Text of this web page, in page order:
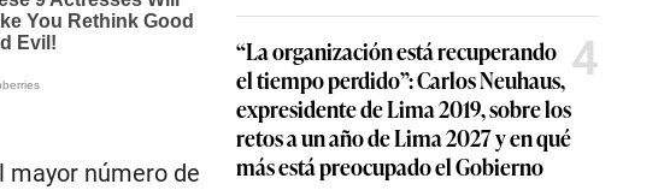
mayor número de
“La organización está recuperando
el tiempo perdido”: Carlos Neuhaus,
expresidente de Lima 2019, sobre los
retos a un año de Lima 2027 y en qué
más está preocupado el Gobierno
4